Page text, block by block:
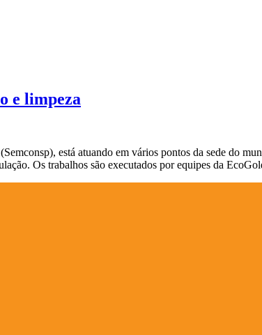
e limpeza
está atuando em vários pontos da sede do
Os trabalhos são executados por equipes da